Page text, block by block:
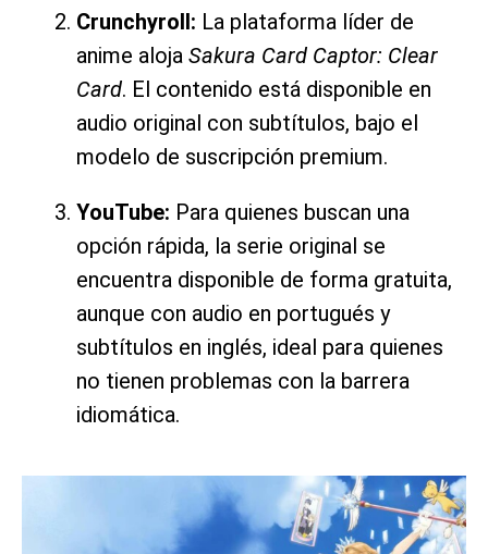
Crunchyroll: La plataforma líder de
anime aloja Sakura Card Captor: Clear
Card. El contenido está disponible en
audio original con subtítulos, bajo el
modelo de suscripción premium.
YouTube: Para quienes buscan una
opción rápida, la serie original se
encuentra disponible de forma gratuita,
aunque con audio en portugués y
subtítulos en inglés, ideal para quienes
no tienen problemas con la barrera
idiomática.